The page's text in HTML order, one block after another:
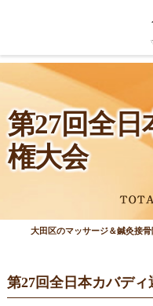
第27回全
権大会
第27回全日本カバディ